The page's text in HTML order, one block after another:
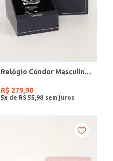
Relógio Condor Masculino PRATA
R$ 279,90
5x de R$ 55 98